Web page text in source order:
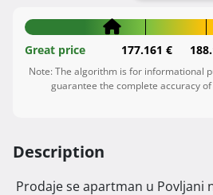
Great price 177.161 €
Note: The algorithm is for informational
guarantee the complete accuracy
Description